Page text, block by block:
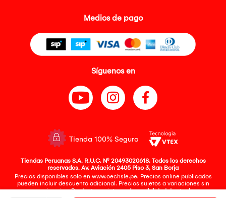
Medios de pago
Síguenos en
Tienda 100% Segura
Tiendas Peruanas S.A. R.U.C. Nº 20493020618. Todos los derechos
reservados. Av. Aviación 2405 Piso 3, San Borja
Precios disponibles solo en www.oechsle.pe. Precios online publicados
pueden incluir descuento adicional. Precios sujetos a variaciones sin
previo aviso. Productos sujetos a disponibilidad de stock